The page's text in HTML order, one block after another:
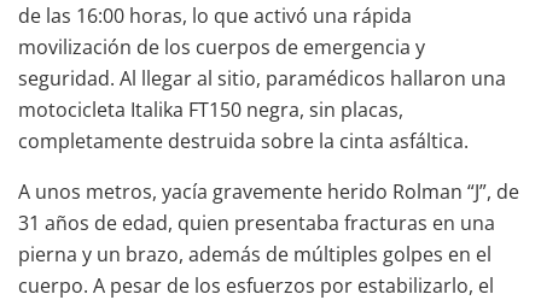
de las 16:00 horas, lo que activó una rápida
movilización de los cuerpos de emergencia y
seguridad. Al llegar al sitio, paramédicos hallaron una
motocicleta Italika FT150 negra, sin placas,
completamente destruida sobre la cinta asfáltica.
A unos metros, yacía gravemente herido Rolman “J”, de
31 años de edad, quien presentaba fracturas en una
pierna y un brazo, además de múltiples golpes en el
cuerpo. A pesar de los esfuerzos por estabilizarlo, el